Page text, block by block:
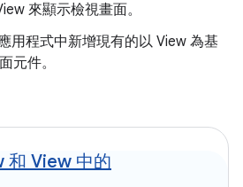
來顯示檢視畫面。
用程式中新增現有的以 View 為基
元件。
View 中的